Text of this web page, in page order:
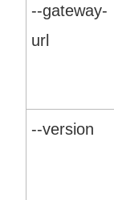
--gateway-
url
--version